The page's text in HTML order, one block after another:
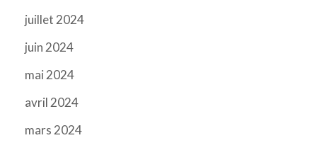
juillet 2024
juin 2024
mai 2024
avril 2024
mars 2024